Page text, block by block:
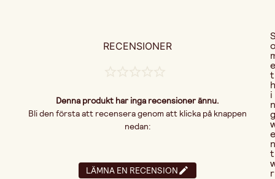
RECENSIONER
Denna produkt har inga recensioner ännu.
Bli den första att recensera genom att klicka på knappen
nedan:
LÄMNA EN RECENSION
e
t
h
i
n
g
e
n
t
r